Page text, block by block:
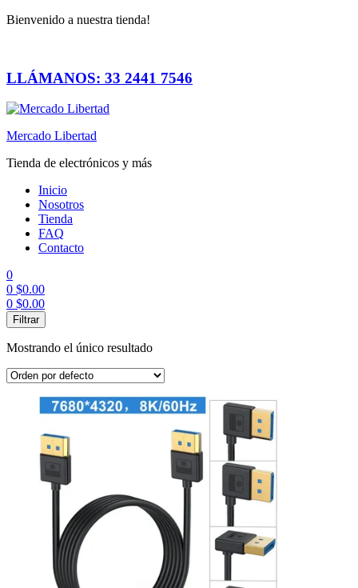
Bienvenido a nuestra tienda!
LLÁMANOS: 33 2441 7546
Mercado Libertad
Tienda de electrónicos y más
Inicio
Nosotros
Tienda
FAQ
Contacto
0
0 $0.00
0 $0.00
Menú
Filtrar
Mostrando el único resultado